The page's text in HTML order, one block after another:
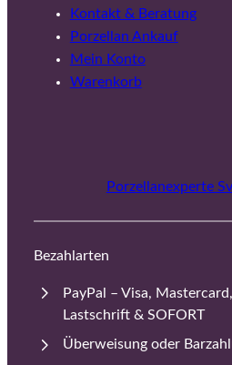
Kontakt & Beratung
Porzellan Ankauf
Mein Konto
Warenkorb
Porzellanexperte
Bezahlarten
PayPal – Visa,
Lastschrift & SOFORT
Überweisung oder